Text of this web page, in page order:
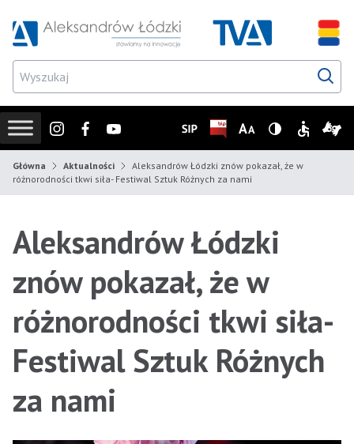
Główna Aktualności
Aleksandrów Łódzki znów pokazał, że w
różnorodności tkwi siła- Festiwal Sztuk Różnych za nami
Aleksandrów Łódzki
znów pokazał, że w
różnorodności tkwi siła-
Festiwal Sztuk Różnych
za nami